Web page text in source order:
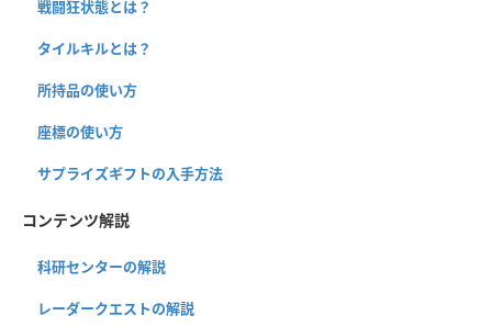
戦闘狂状態とは？
タイルキルとは？
所持品の使い方
座標の使い方
サプライズギフトの入手方法
コンテンツ解説
科研センターの解説
レーダークエストの解説